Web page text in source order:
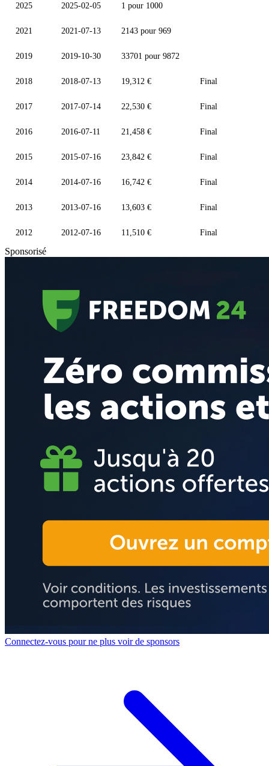
2025 2025-02-05 1 pour 1000
2021 2021-07-13 2143 pour 969
2019 2019-10-30 33701 pour 9872
2018 2018-07-13 19,312 € Final
2017 2017-07-14 22,530 € Final
2016 2016-07-11 21,458 € Final
2015 2015-07-16 23,842 € Final
2014 2014-07-16 16,742 € Final
2013 2013-07-16 13,603 € Final
2012 2012-07-16 11,510 € Final
Sponsorisé
Connectez-vous pour ne plus voir de sponsors